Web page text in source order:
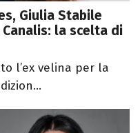
Giulia Stabile
la scelta di
l’ex velina per la